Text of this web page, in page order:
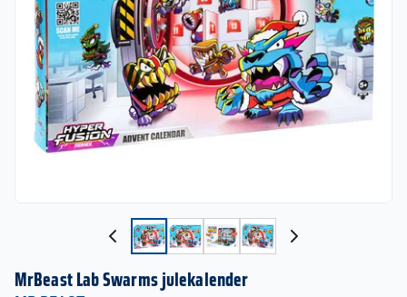
MrBeast Lab Swarms julekalender